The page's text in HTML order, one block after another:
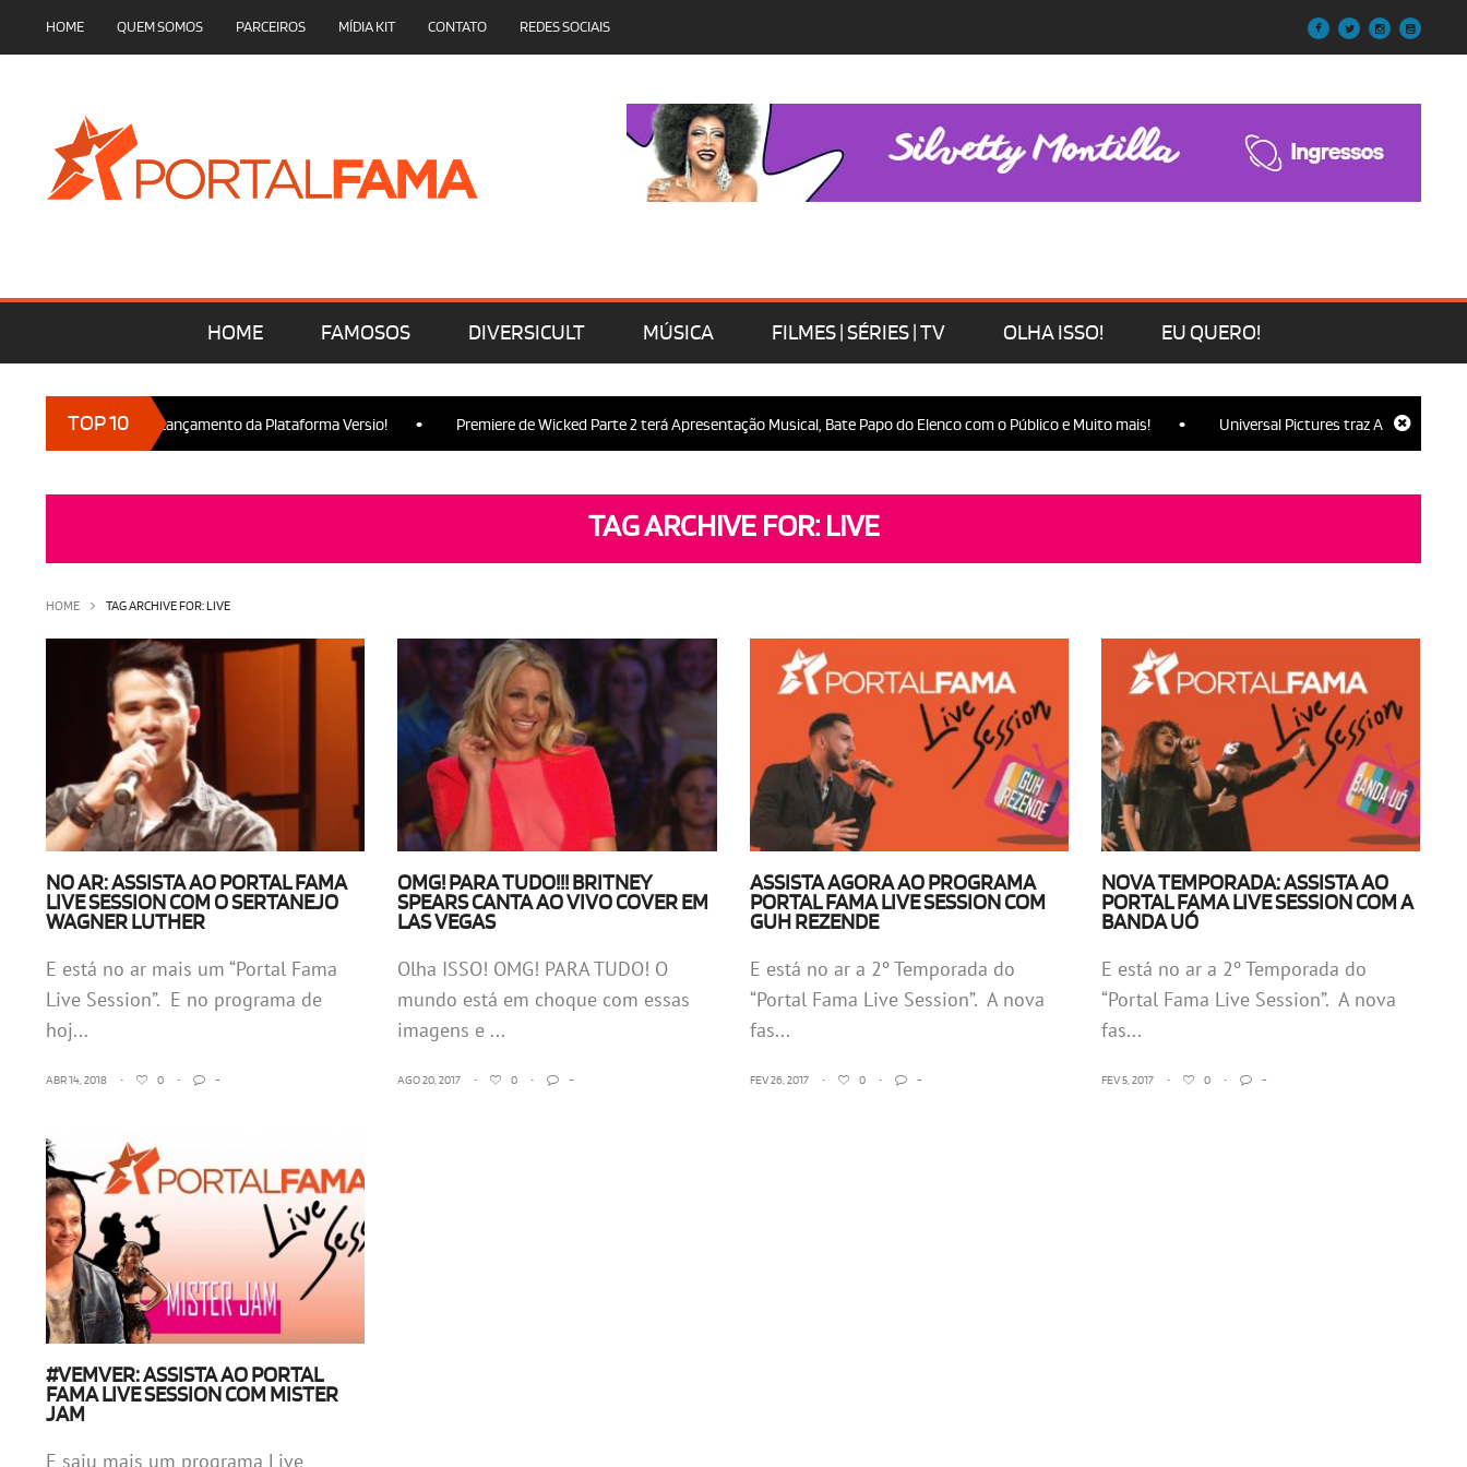
HOME QUEM SOMOS PARCEIROS MÍDIA KIT CONTATO REDES SOCIAIS
HOME FAMOSOS DIVERSICULT MÚSICA FILMES | SÉRIES | TV OLHA ISSO! EU QUERO!
TOP 10
presença no Lançamento da Plataforma Versio! Premiere de Wicked Parte 2 terá Apresentação Musical, Bate Papo do Elenco com o Público e Muito mais! Universal Pictures traz Ariana Grande,
TAG ARCHIVE FOR: LIVE
HOME TAG ARCHIVE FOR: LIVE
NO AR: ASSISTA AO PORTAL FAMA
LIVE SESSION COM O SERTANEJO
WAGNER LUTHER
E está no ar mais um “Portal Fama
Live Session”. E no programa de
hoj...
ABR 14, 2018 • 0 • -
OMG! PARA TUDO!!! BRITNEY
SPEARS CANTA AO VIVO COVER EM
LAS VEGAS
Olha ISSO! OMG! PARA TUDO! O
mundo está em choque com essas
imagens e ...
AGO 20, 2017 • 0 • -
ASSISTA AGORA AO PROGRAMA
PORTAL FAMA LIVE SESSION COM
GUH REZENDE
E está no ar a 2º Temporada do
“Portal Fama Live Session”. A nova
fas...
FEV 26, 2017 • 0 • -
NOVA TEMPORADA: ASSISTA AO
PORTAL FAMA LIVE SESSION COM A
BANDA UÓ
E está no ar a 2º Temporada do
“Portal Fama Live Session”. A nova
fas...
FEV 5, 2017 • 0 • -
#VEMVER: ASSISTA AO PORTAL
FAMA LIVE SESSION COM MISTER
JAM
E saiu mais um programa Live